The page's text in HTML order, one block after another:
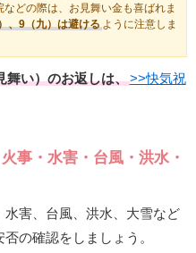
どの際は、お見舞い金も喜ばれま
、9（九）は避けるように注意しま
い）のお返しは、>>快気祝
事・水害・台風・洪水・
害、台風、洪水、大雪など
の確認をしましょう。